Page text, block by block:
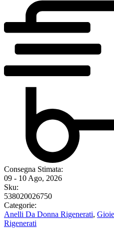
Consegna Stimata:
09 - 10 Ago, 2026
Sku:
538020026750
Categorie:
Anelli Da Donna Rigenerati,
Rigenerati